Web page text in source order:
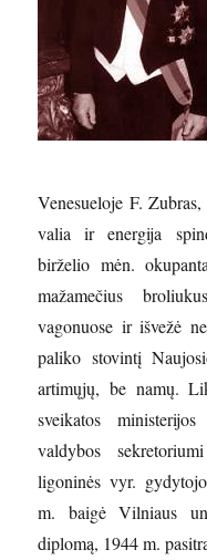
Venesueloje F.
valia ir energija
birželio mėn.
mažamečius
vagonuose ir išvežė
paliko stovintį
artimųjų, be namų.
sveikatos
valdybos
ligoninės vyr.
m. baigė Vilniaus
diplomą, 1944 m.